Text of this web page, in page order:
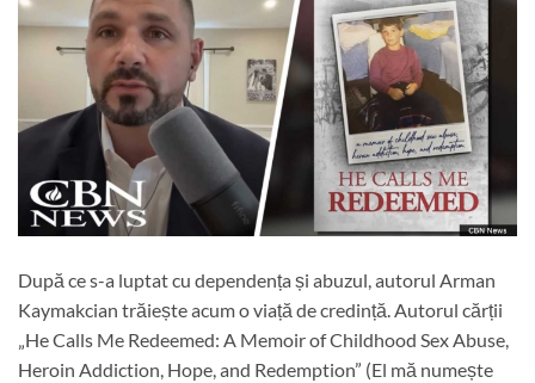
După ce s-a luptat cu dependența și abuzul, autorul Arman
Kaymakcian trăiește acum o viață de credință. Autorul cărții
„He Calls Me Redeemed: A Memoir of Childhood Sex Abuse,
Heroin Addiction, Hope, and Redemption” (El mă numește